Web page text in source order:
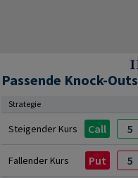
Passende Knock-Outs
Strategie
Steigender Kurs Call 5
Fallender Kurs Put 5